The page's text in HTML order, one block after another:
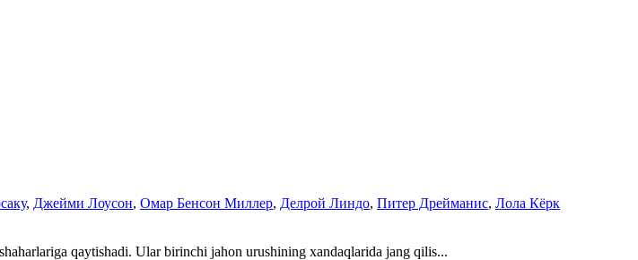
, Джейми Лоусон, Омар Бенсон Миллер, Делрой Линдо, Питер Дрейманис, Лола Кёрк
qaytishadi. Ular birinchi jahon urushining xandaqlarida jang qilis...